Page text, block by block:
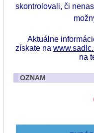
skontrolovali, či
Aktuálne
získate na
na
OZNAM